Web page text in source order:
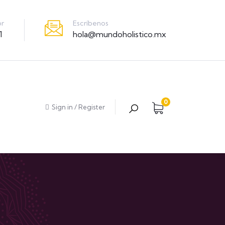
Escríbenos
hola@mundoholistico.mx
Sign in / Register
0